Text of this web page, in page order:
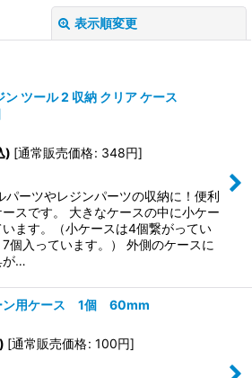
表示順変更
ン ツール 2 収納 クリア ケース
) [通常販売価格: 348円]
パーツやレジンパーツの収納に！便利
スです。 大きなケースの中に小ケー
います。（小ケースは4個繋がってい
個入っています。） 外側のケースに
が…
ン用ケース 1個 60mm
[通常販売価格: 100円]